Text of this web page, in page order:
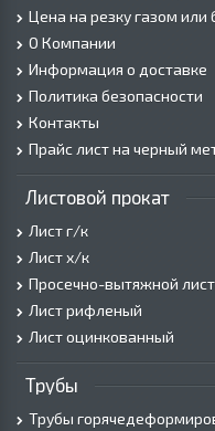
Цена на резку газом или
О Компании
Информация о доставке
Политика безопасности
Контакты
Прайс лист на черный
Листовой прокат
Лист г/к
Лист х/к
Просечно-вытяжной
Лист рифленый
Лист оцинкованный
Трубы
Трубы